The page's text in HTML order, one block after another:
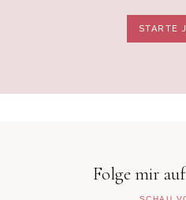
STARTE
Folge mir